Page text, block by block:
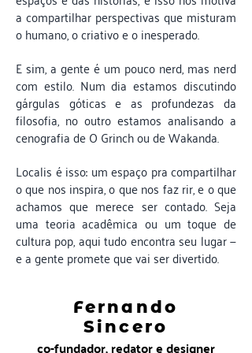
a compartilhar perspectivas que misturam
o humano, o criativo e o inesperado.
E sim, a gente é um pouco nerd, mas nerd
com estilo. Num dia estamos discutindo
gárgulas góticas e as profundezas da
filosofia, no outro estamos analisando a
cenografia de O Grinch ou de Wakanda.
Localis é isso: um espaço pra compartilhar
o que nos inspira, o que nos faz rir, e o que
achamos que merece ser contado. Seja
uma teoria acadêmica ou um toque de
cultura pop, aqui tudo encontra seu lugar —
e a gente promete que vai ser divertido.
Fernando
Sincero
co-fundador, redator e designer